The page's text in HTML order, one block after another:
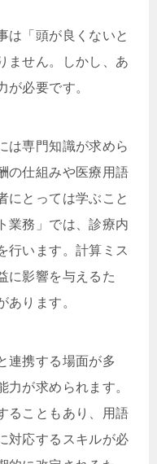
は「頭が良くないと
ません。しかし、あ
が必要です。
は専門知識が求めら
の仕組みや医療用語
にとっては学ぶこと
業務」では、診療内
行います。計算ミス
に影響を与えるた
あります。
連携する場面が多
力が求められます。
ることもあり、用語
対応するスキルが必